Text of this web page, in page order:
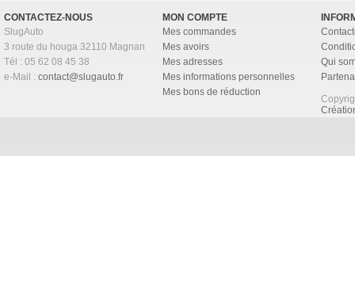
CONTACTEZ-NOUS
SlugAuto
3 route du houga 32110 Magnan
Tél : 05 62 08 45 38
e-Mail : contact@slugauto.fr
MON COMPTE
Mes commandes
Mes avoirs
Mes adresses
Mes informations personnelles
Mes bons de réduction
Qui